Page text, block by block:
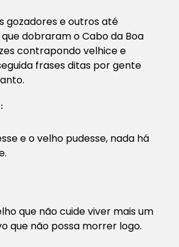
gozadores e outros até
dobraram o Cabo da Boa
contrapondo velhice e
frases ditas por gente
e o velho pudesse, nada há
que não cuide viver mais um
que não possa morrer logo.